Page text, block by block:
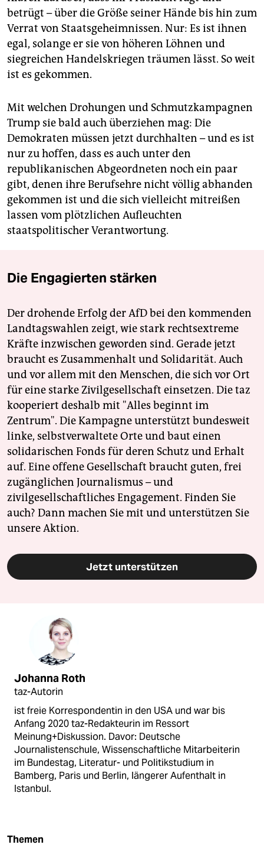
betrügt – über die Größe seiner Hände bis hin zum
Verrat von Staatsgeheimnissen. Nur: Es ist ihnen
egal, solange er sie von höheren Löhnen und
siegreichen Handelskriegen träumen lässt. So weit
ist es gekommen.
Mit welchen Drohungen und Schmutzkampagnen
Trump sie bald auch überziehen mag: Die
Demokraten müssen jetzt durchhalten – und es ist
nur zu hoffen, dass es auch unter den
republikanischen Abgeordneten noch ein paar
gibt, denen ihre Berufsehre nicht völlig abhanden
gekommen ist und die sich vielleicht mitreißen
lassen vom plötzlichen Aufleuchten
staatspolitischer Verantwortung.
Die Engagierten stärken
Der drohende Erfolg der AfD bei den kommenden
Landtagswahlen zeigt, wie stark rechtsextreme
Kräfte inzwischen geworden sind. Gerade jetzt
braucht es Zusammenhalt und Solidarität. Auch
und vor allem mit den Menschen, die sich vor Ort
für eine starke Zivilgesellschaft einsetzen. Die taz
kooperiert deshalb mit "Alles beginnt im
Zentrum". Die Kampagne unterstützt bundesweit
linke, selbstverwaltete Orte und baut einen
solidarischen Fonds für deren Schutz und Erhalt
auf. Eine offene Gesellschaft braucht guten, frei
zugänglichen Journalismus – und
zivilgesellschaftliches Engagement. Finden Sie
auch? Dann machen Sie mit und unterstützen Sie
unsere Aktion.
Jetzt unterstützen
Johanna Roth
taz-Autorin
ist freie Korrespondentin in den USA und war bis
Anfang 2020 taz-Redakteurin im Ressort
Meinung+Diskussion. Davor: Deutsche
Journalistenschule, Wissenschaftliche Mitarbeiterin
im Bundestag, Literatur- und Politikstudium in
Bamberg, Paris und Berlin, längerer Aufenthalt in
Istanbul.
Themen